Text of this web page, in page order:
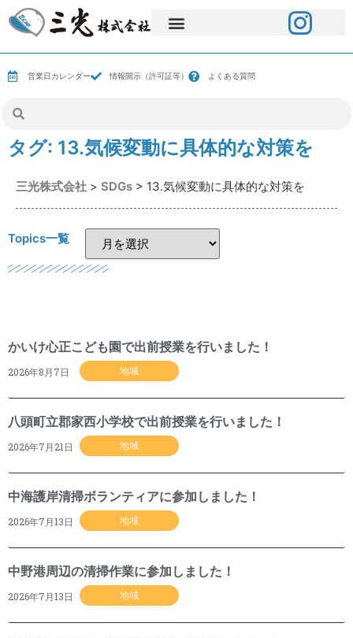
営業日カレンダー 情報開示（許可証等） よくある質問
タグ: 13.気候変動に具体的な対策を
三光株式会社 > SDGs > 13.気候変動に具体的な対策を
Topics一覧
地域
かいけ心正こども園で出前授業を行いました！
2026年8月7日
地域
八頭町立郡家西小学校で出前授業を行いました！
2026年7月21日
地域
中海護岸清掃ボランティアに参加しました！
2026年7月13日
地域
中野港周辺の清掃作業に参加しました！
2026年7月13日